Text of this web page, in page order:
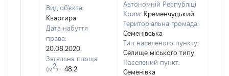
Вид об'єкта:
Квартира
Дата набуття
права:
20.08.2020
Загальна площа
(м2):
48.2
Автономній Республіці
Крим: Кременчуцький
Територіальна громада:
Семенівська
Тип населеного пункту:
Селище міського типу
Населений пункт:
Семенівка